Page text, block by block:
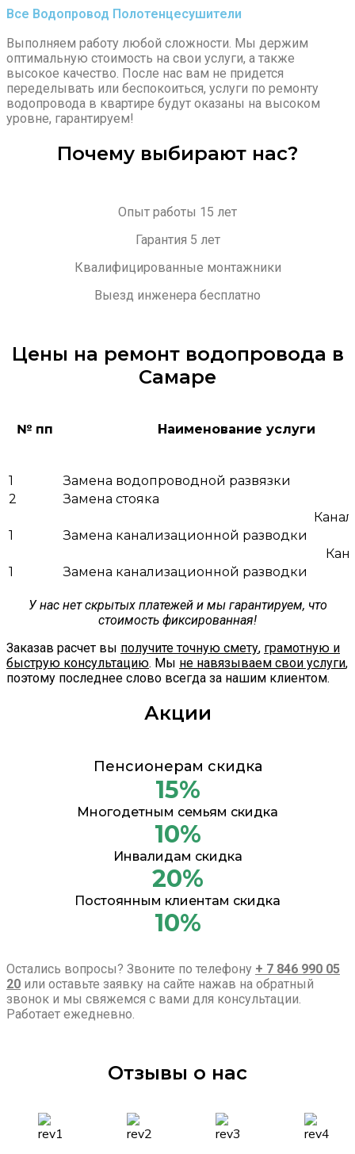
Все Водопровод Полотенцесушители
Выполняем работу любой сложности. Мы держим
оптимальную стоимость на свои услуги, а также
высокое качество. После нас вам не придется
переделывать или беспокоиться, услуги по ремонту
водопровода в квартире будут оказаны на высоком
уровне, гарантируем!
Почему выбирают нас?
Опыт работы 15 лет
Гарантия 5 лет
Квалифицированные монтажники
Выезд инженера бесплатно
Цены на ремонт водопровода в
Самаре
№ пп Наименование услуги
1
Замена водопроводной развязки
2
Замена стояка
1
Замена канализационной разводки
1
Замена канализационной разводки
У нас нет скрытых платежей и мы гарантируем, что
стоимость фиксированная!
Заказав расчет вы получите точную смету, грамотную и
быструю консультацию. Мы не навязываем свои услуги,
поэтому последнее слово всегда за нашим клиентом.
Акции
Пенсионерам скидка
15%
Многодетным семьям скидка
10%
Инвалидам скидка
20%
Постоянным клиентам скидка
10%
Остались вопросы? Звоните по телефону + 7 846 990 05
20 или оставьте заявку на сайте нажав на обратный
звонок и мы свяжемся с вами для консультации.
Работает ежедневно.
Отзывы о нас